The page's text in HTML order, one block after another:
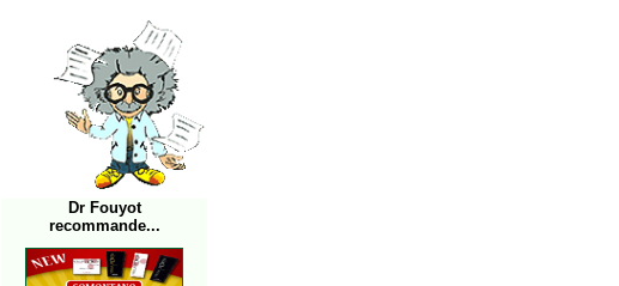
Dr Fouyot
recommande...